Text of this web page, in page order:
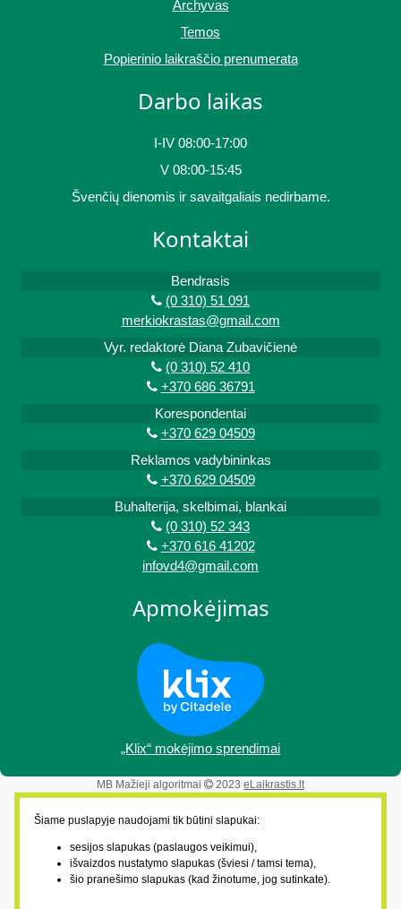
Archyvas
Temos
Popierinio laikraščio prenumerata
Darbo laikas
I-IV 08:00-17:00
V 08:00-15:45
Švenčių dienomis ir savaitgaliais nedirbame.
Kontaktai
Bendrasis
(0 310) 51 091
merkiokrastas@gmail.com
Vyr. redaktorė Diana Zubavičienė
(0 310) 52 410
+370 686 36791
Korespondentai
+370 629 04509
Reklamos vadybininkas
+370 629 04509
Buhalterija, skelbimai, blankai
(0 310) 52 343
+370 616 41202
infovd4@gmail.com
Apmokėjimas
„Klix“ mokėjimo sprendimai
MB Mažieji algoritmai 2023 eLaikrastis.lt
Šiame puslapyje naudojami tik būtini slapukai:
sesijos slapukas (paslaugos veikimui),
išvaizdos nustatymo slapukas (šviesi / tamsi tema),
šio pranešimo slapukas (kad žinotume, jog sutinkate).